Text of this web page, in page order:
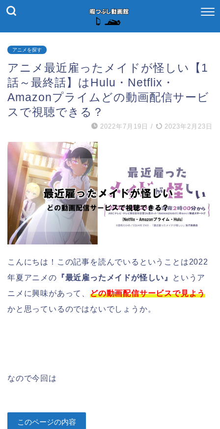
アニメを探す
アニメ最近雇ったメイドが怪しい【1
話～最終話】はHulu・Netflix・
Amazonプライムどの動画配信サービ
スで視聴できる？
2022年7月19日 / 2023年2月23日
こんにちは！この記事を読んでいるということは2022
年夏アニメの 『最近雇ったメイドが怪しい』
というア
ニメに興味があって、 どの動画配信サービスで見よう
かと思っているのではないでしょうか。
なので今回は
このページの内容